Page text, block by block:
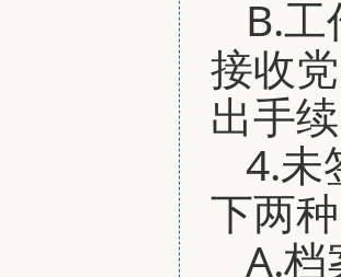
B.
接收
出手
4.未
下两
A.